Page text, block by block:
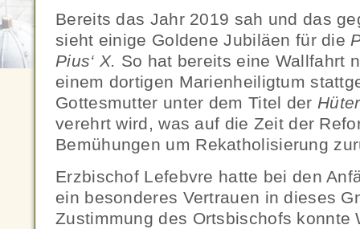
Bereits das Jahr 2019 sah und das
sieht einige Goldene Jubiläen für die
Pius‘ X. So hat bereits eine Wallfahrt
einem dortigen Marienheiligtum
Gottesmutter unter dem Titel der
verehrt wird, was auf die Zeit der
Bemühungen um Rekatholisierung
Erzbischof Lefebvre hatte bei den
ein besonderes Vertrauen in dieses
Zustimmung des Ortsbischofs konnte